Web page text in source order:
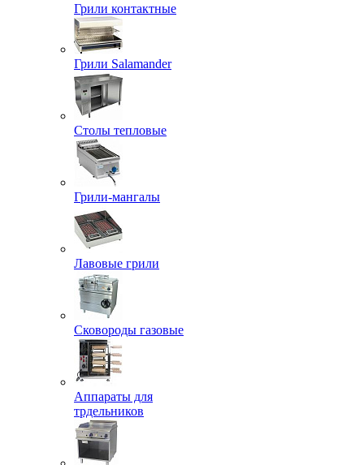
Грили контактные
Грили Salamander
Столы тепловые
Грили-мангалы
Лавовые грили
Сковороды газовые
Аппараты для
трдельников